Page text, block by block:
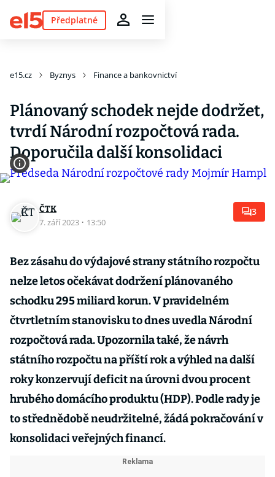
Předplatné
e15.cz Byznys Finance a bankovnictví
Plánovaný schodek nejde dodržet,
tvrdí Národní rozpočtová rada.
Doporučila další konsolidaci
ČTK
7. září 2023 · 13:50
3
Bez zásahu do výdajové strany státního rozpočtu
nelze letos očekávat dodržení plánovaného
schodku 295 miliard korun. V pravidelném
čtvrtletním stanovisku to dnes uvedla Národní
rozpočtová rada. Upozornila také, že návrh
státního rozpočtu na příští rok a výhled na další
roky konzervují deficit na úrovni dvou procent
hrubého domácího produktu (HDP). Podle rady je
to střednědobě neudržitelné, žádá pokračování v
konsolidaci veřejných financí.